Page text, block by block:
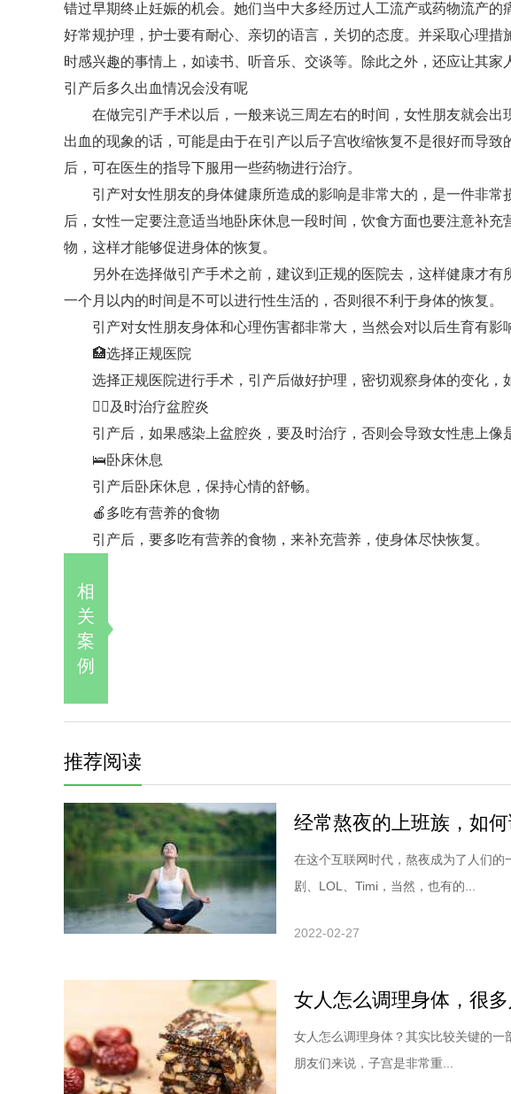
错过早期终止妊娠的机会。她们当中大多经历过人工流产或药物流产
好常规护理，护士要有耐心、亲切的语言，关切的态度。并采取心理
时感兴趣的事情上，如读书、听音乐、交谈等。除此之外，还应让其家
引产后多久出血情况会没有呢
在做完引产手术以后，一般来说三周左右的时间，女性朋友就会
出血的现象的话，可能是由于在引产以后子宫收缩恢复不是很好而导
后，可在医生的指导下服用一些药物进行治疗。
引产对女性朋友的身体健康所造成的影响是非常大的，是一件非
后，女性一定要注意适当地卧床休息一段时间，饮食方面也要注意补
物，这样才能够促进身体的恢复。
另外在选择做引产手术之前，建议到正规的医院去，这样健康才有
一个月以内的时间是不可以进行性生活的，否则很不利于身体的恢复。
引产对女性朋友身体和心理伤害都非常大，当然会对以后生育有影
🏥选择正规医院
选择正规医院进行手术，引产后做好护理，密切观察身体的变化，
👩‍⚕️及时治疗盆腔炎
引产后，如果感染上盆腔炎，要及时治疗，否则会导致女性患上像
🛌卧床休息
引产后卧床休息，保持心情的舒畅。
🍎多吃有营养的食物
引产后，要多吃有营养的食物，来补充营养，使身体尽快恢复。
相
关
案
例
推荐阅读
经常熬夜的上班族，如
在这个互联网时代，熬夜成为了人们的
剧、LOL、Timi，当然，也有的...
2022-02-27
女人怎么调理身体，很
女人怎么调理身体？其实比较关键的
朋友们来说，子宫是非常重...